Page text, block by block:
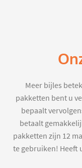
Meer bijles
pakketten bent u
bepaalt
betaalt
pakketten zijn 12
te gebruiken! Heeft